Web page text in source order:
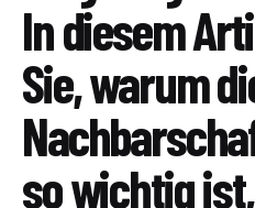
In diesem
Sie, warum
so wichtig